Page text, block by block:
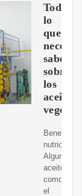
Todo
lo
que
saber
sobre
los
aceites
Beneficios
Algunos
aceites,
como
el